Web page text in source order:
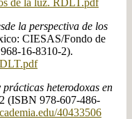
de la luz. RDLT.pdf
la perspectiva de los
CIESAS/Fondo de
16-8310-2).
heterodoxas en
(ISBN 978-607-486-
40433506